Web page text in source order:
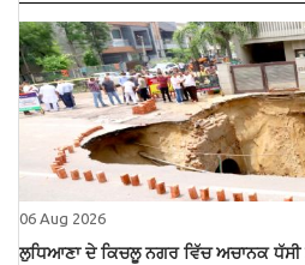
06 Aug 2026
ਲੁਧਿਆਣਾ ਦੇ ਕਿਚਲੂ ਨਗਰ ਵਿੱਚ ਅਚਾਨਕ